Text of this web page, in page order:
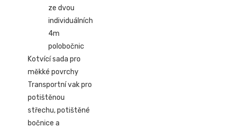
ze dvou
individuálních
4m
polobočnic
Kotvící sada pro
měkké povrchy
Transportní vak pro
potištěnou
střechu, potištěné
bočnice a